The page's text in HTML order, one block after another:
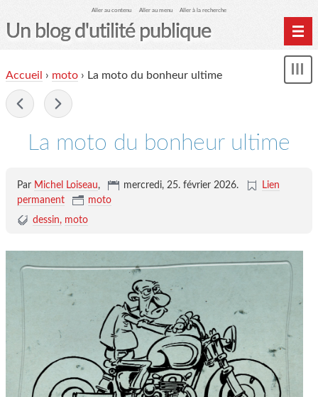
Aller au contenu Aller au menu Aller à la recherche
Un blog d'utilité publique
Page de liens
Accueil › moto › La moto du bonheur ultime
La moto du bonheur ultime
Par Michel Loiseau, mercredi, 25. février 2026.
Lien
permanent
moto
dessin
moto